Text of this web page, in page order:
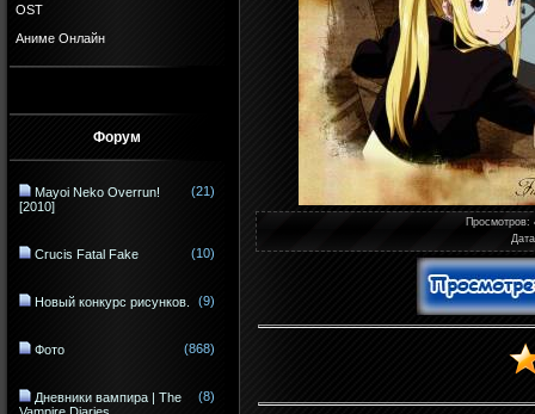
OST
Аниме Онлайн
Форум
Mayoi Neko Overrun!
[2010]
(21)
Crucis Fatal Fake (10)
Новый конкурс рисунков. (9)
Фото (868)
Дневники вампира | The
(8)
Просмотров:
Дата